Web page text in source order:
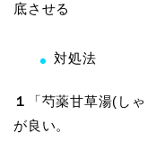
底させる
対処法
１
「芍薬甘草湯(し
が良い。